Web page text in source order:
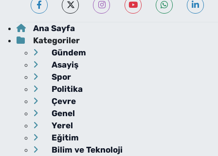
Ana Sayfa
Kategoriler
Gündem
Asayiş
Spor
Politika
Çevre
Genel
Yerel
Eğitim
Bilim ve Teknoloji